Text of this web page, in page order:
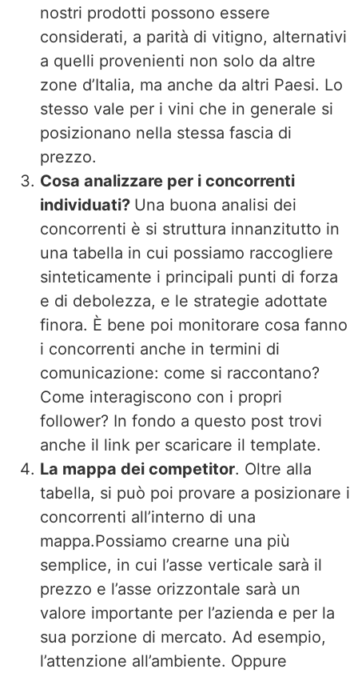
nostri prodotti possono essere
considerati, a parità di vitigno, alternativi
a quelli provenienti non solo da altre
zone d’Italia, ma anche da altri Paesi. Lo
stesso vale per i vini che in generale si
posizionano nella stessa fascia di
prezzo.
Cosa analizzare per i concorrenti
individuati? Una buona analisi dei
concorrenti è si struttura innanzitutto in
una tabella in cui possiamo raccogliere
sinteticamente i principali punti di forza
e di debolezza, e le strategie adottate
finora. È bene poi monitorare cosa fanno
i concorrenti anche in termini di
comunicazione: come si raccontano?
Come interagiscono con i propri
follower? In fondo a questo post trovi
anche il link per scaricare il template.
La mappa dei competitor. Oltre alla
tabella, si può poi provare a posizionare i
concorrenti all’interno di una
mappa.Possiamo crearne una più
semplice, in cui l’asse verticale sarà il
prezzo e l’asse orizzontale sarà un
valore importante per l’azienda e per la
sua porzione di mercato. Ad esempio,
l’attenzione all’ambiente. Oppure